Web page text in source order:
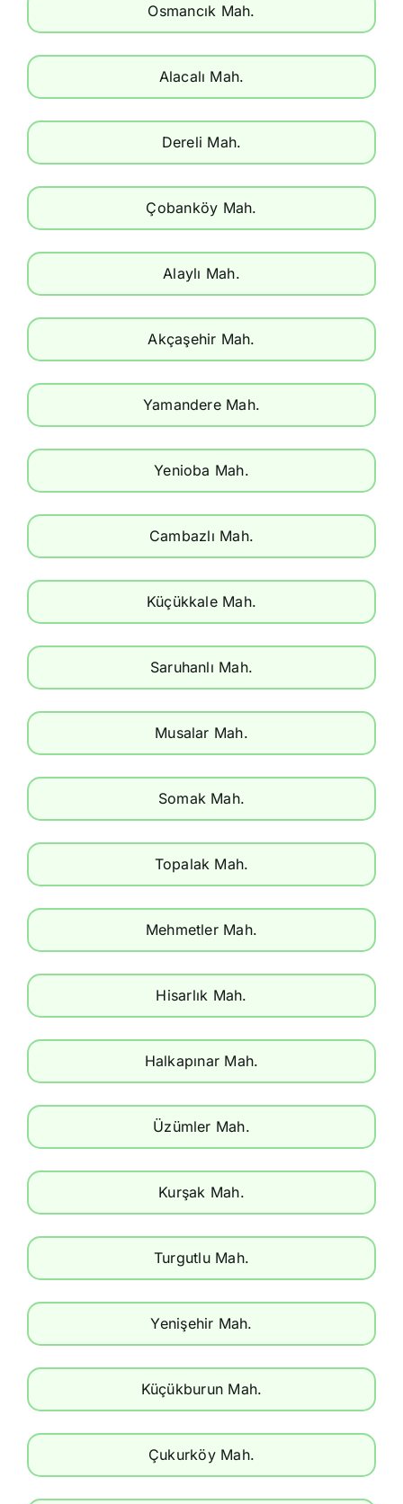
Osmancık Mah.
Alacalı Mah.
Dereli Mah.
Çobanköy Mah.
Alaylı Mah.
Akçaşehir Mah.
Yamandere Mah.
Yenioba Mah.
Cambazlı Mah.
Küçükkale Mah.
Saruhanlı Mah.
Musalar Mah.
Somak Mah.
Topalak Mah.
Mehmetler Mah.
Hisarlık Mah.
Halkapınar Mah.
Üzümler Mah.
Kurşak Mah.
Turgutlu Mah.
Yenişehir Mah.
Küçükburun Mah.
Çukurköy Mah.